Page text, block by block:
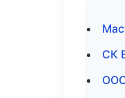
СК